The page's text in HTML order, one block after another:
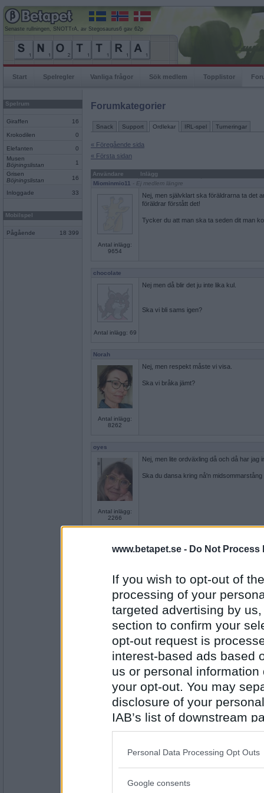
www.betapet.se - Do Not Process
If you wish to opt-out of
processing of your
targeted advertising by
section to confirm your
opt-out request is
interest-based ads based
us or personal
your opt-out. You may
disclosure of your
IAB’s list of downstream
also be disclosed by us
Downstream Participants
Please note that this
Personal Data Processing Opt Outs
Google consents
Senaste rullningen, SNOTTrA, av Stegosaurus6 gav 62p
Start Spelregler Vanliga frågor Sök medlem Topplistor
Spelrum
Giraffen 16
Krokodilen 0
Elefanten
0
Musen
Böjningslistan
1
Grisen
Böjningslistan
16
Inloggade 33
Mobilspel
Pågående 18 399
Forumkategorier
Snack Support Ordlekar IRL-spel Turneringar
« Föregående sida
« Första sidan
Användare
Inlägg
Miominmio11 - Ej medlem längre
Antal inlägg:
9654
Nej, men självklart ska föräldrarna ta det
föräldrar förstått det!
Tycker du att man ska ta seden dit man
chocolate
Antal inlägg: 69
Nej men då blir det ju inte lika kul.
Ska vi bli sams igen?
Norah
Antal inlägg:
8262
Nej, men respekt måste vi visa.
Ska vi bråka jämt?
oyes
Antal inlägg:
2266
Nej, men lite ordväxling då och då har jag
Ska du dansa kring nå'n midsommarstång
Antal inlägg:
9654
Nej, men det blir annan dans på kvällen :)
Antal inlägg:
8262
Nej, men kanske det blir debut för det i år.
Har du särskilda midsommartraditioner?
Prärieklocka
Antal inlägg:
Nej, men jordgubbar vill jag inte vara utan
Har du löst korsord den här veckan?